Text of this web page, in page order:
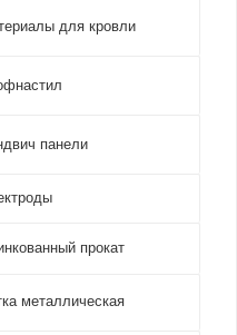
для кровли
панели
прокат
металлическая